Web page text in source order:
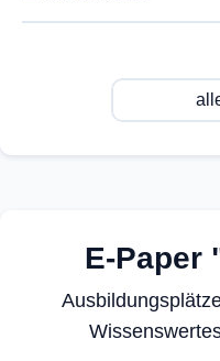
E-Paper